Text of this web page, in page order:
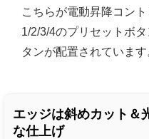
こちらが電動昇降コン
1/2/3/4のプリセットボ
タンが配置されています
エッジは斜めカット＆
な仕上げ